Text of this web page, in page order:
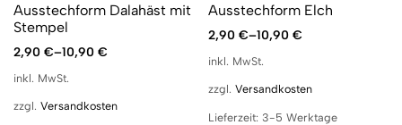
Ausstechform Dalahäst mit
Stempel
2,90 €–10,90 €
inkl. MwSt.
zzgl. Versandkosten
Ausstechform Elch
2,90 €–10,90 €
inkl. MwSt.
zzgl. Versandkosten
Lieferzeit: 3-5 Werktage